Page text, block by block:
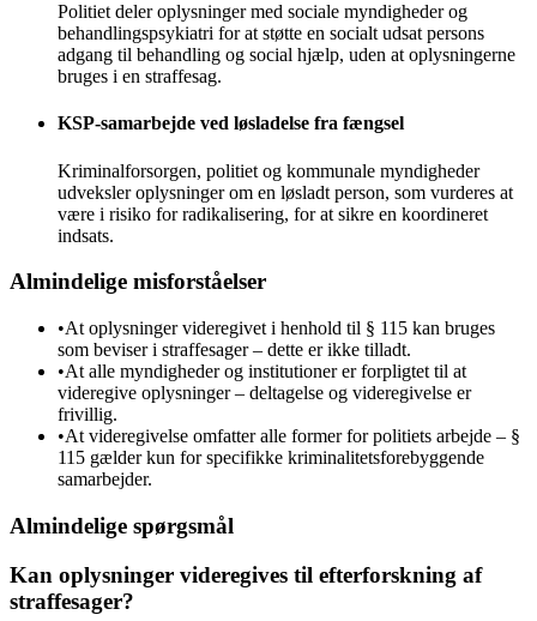
Politiet deler oplysninger med sociale myndigheder og
behandlingspsykiatri for at støtte en socialt udsat persons
adgang til behandling og social hjælp, uden at oplysningerne
bruges i en straffesag.
KSP-samarbejde ved løsladelse fra fængsel
Kriminalforsorgen, politiet og kommunale myndigheder
udveksler oplysninger om en løsladt person, som vurderes at
være i risiko for radikalisering, for at sikre en koordineret
indsats.
Almindelige misforståelser
•At oplysninger videregivet i henhold til § 115 kan bruges
som beviser i straffesager – dette er ikke tilladt.
•At alle myndigheder og institutioner er forpligtet til at
videregive oplysninger – deltagelse og videregivelse er
frivillig.
•At videregivelse omfatter alle former for politiets arbejde – §
115 gælder kun for specifikke kriminalitetsforebyggende
samarbejder.
Almindelige spørgsmål
Kan oplysninger videregives til efterforskning af
straffesager?